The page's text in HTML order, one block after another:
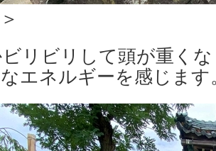
リビリして頭が重く
エネルギーを感じます